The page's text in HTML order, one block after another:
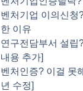
벤처기업 이의신청
한 이유
연구전담부서 설립
내용 추가]
벤처인증? 이걸 못
년 수정]